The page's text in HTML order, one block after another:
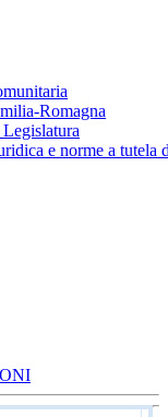
Romagna
e norme a tutela